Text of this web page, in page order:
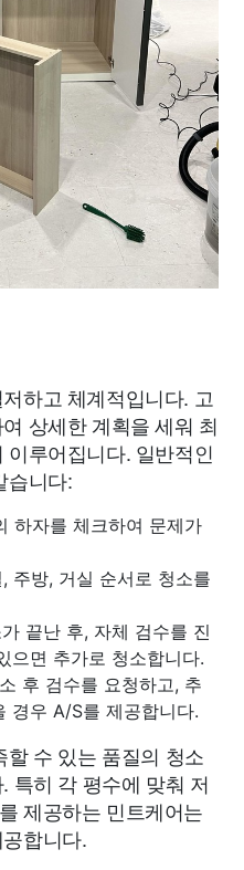
하고 체계적입니다. 고
상세한 계획을 세워 최
루어집니다. 일반적인
습니다:
하자를 체크하여 문제가
주방, 거실 순서로 청소를
끝난 후, 자체 검수를 진
으면 추가로 청소합니다.
후 검수를 요청하고, 추
경우 A/S를 제공합니다.
수 있는 품질의 청소
특히 각 평수에 맞춰 저
제공하는 민트케어는
합니다.